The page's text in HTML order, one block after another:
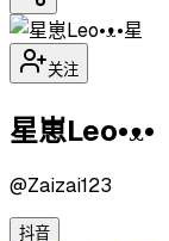
星
关注
星崽Leo•ᴥ•
@Zaizai123
抖音